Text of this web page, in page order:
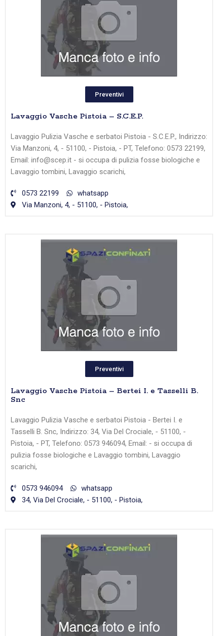
Preventivi
Lavaggio Vasche Pistoia – S.C.E.P.
Lavaggio Pulizia Vasche e serbatoi Pistoia - S.C.E.P., Indirizzo:
Via Manzoni, 4, - 51100, - Pistoia, - PT, Telefono: 0573 22199,
Email: info@scep.it - si occupa di pulizia fosse biologiche e
Lavaggio tombini, Lavaggio scarichi,
0573 22199
whatsapp
Via Manzoni, 4, - 51100, - Pistoia,
Preventivi
Lavaggio Vasche Pistoia – Bertei I. e Tasselli B.
Snc
Lavaggio Pulizia Vasche e serbatoi Pistoia - Bertei I. e
Tasselli B. Snc, Indirizzo: 34, Via Del Crociale, - 51100, -
Pistoia, - PT, Telefono: 0573 946094, Email: - si occupa di
pulizia fosse biologiche e Lavaggio tombini, Lavaggio
scarichi,
0573 946094
whatsapp
34, Via Del Crociale, - 51100, - Pistoia,